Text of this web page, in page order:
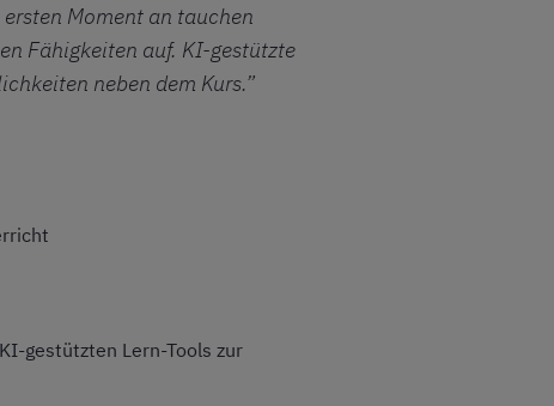
Moment an tauchen
Fähigkeiten auf. KI-gestützte
neben dem Kurs.”
gestützten Lern-Tools zur